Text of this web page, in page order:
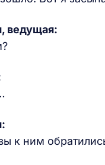
ведущая:
к ним